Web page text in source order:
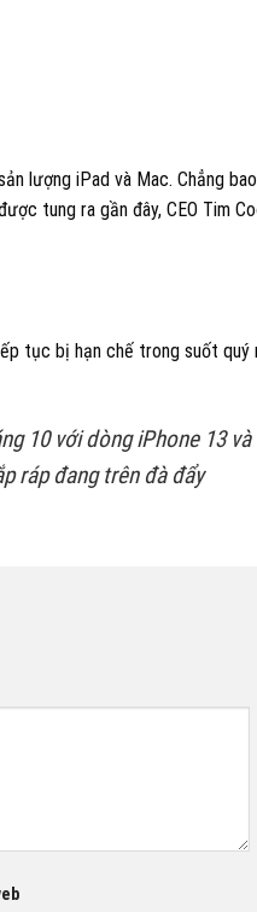
lượng iPad và Mac. Chẳng bao
tung ra gần đây, CEO Tim
tục bị hạn chế trong suốt quý
10 với dòng iPhone 13 và
ráp đang trên đà đẩy